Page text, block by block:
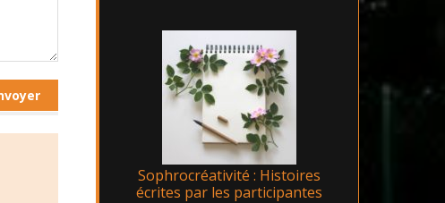
Sophrocréativité : Histoires
écrites par les participantes